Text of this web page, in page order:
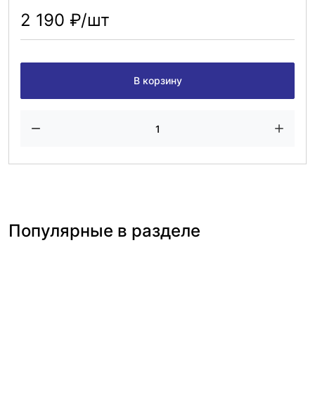
2 190 ₽/шт
В корзину
Популярные в разделе